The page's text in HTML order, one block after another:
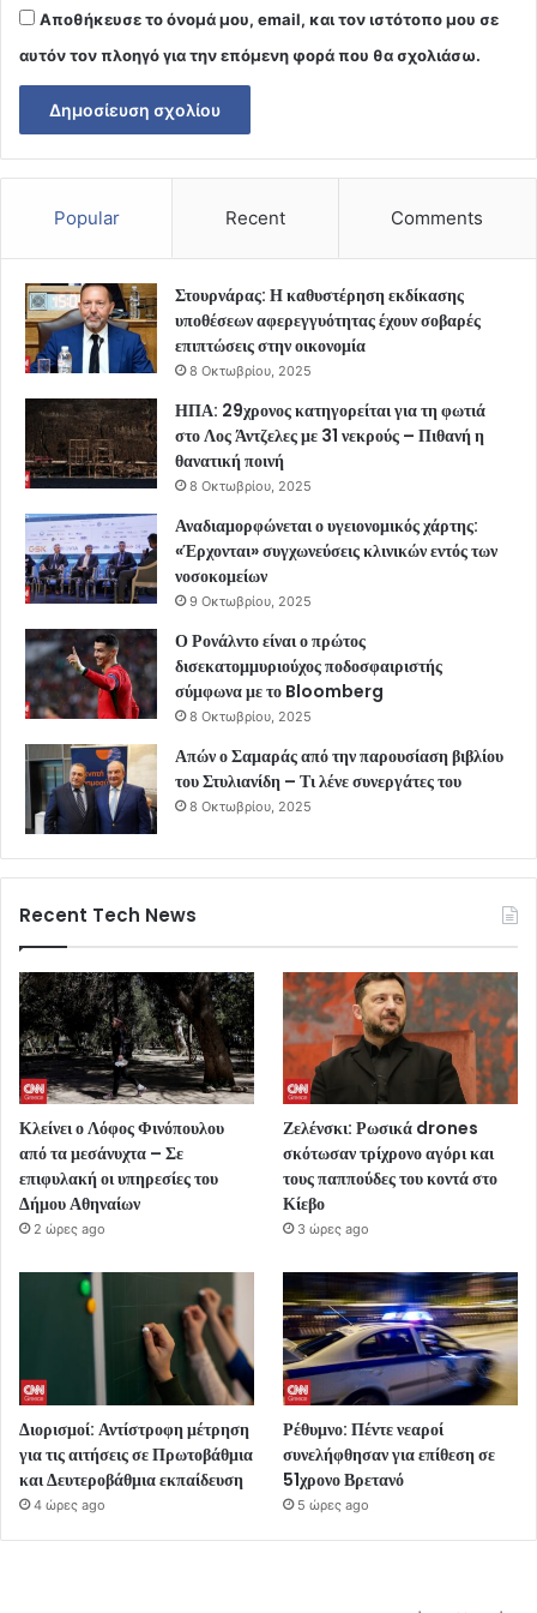
Αποθήκευσε το όνομά μου, email, και τον ιστότοπο μου σε
αυτόν τον πλοηγό για την επόμενη φορά που θα σχολιάσω.
Popular Recent Comments
Στουρνάρας: Η καθυστέρηση εκδίκασης
υποθέσεων αφερεγγυότητας έχουν σοβαρές
επιπτώσεις στην οικονομία
8 Οκτωβρίου, 2025
ΗΠΑ: 29χρονος κατηγορείται για τη φωτιά
στο Λος Άντζελες με 31 νεκρούς – Πιθανή η
θανατική ποινή
8 Οκτωβρίου, 2025
Αναδιαμορφώνεται ο υγειονομικός χάρτης:
«Έρχονται» συγχωνεύσεις κλινικών εντός των
νοσοκομείων
9 Οκτωβρίου, 2025
Ο Ρονάλντο είναι ο πρώτος
δισεκατομμυριούχος ποδοσφαιριστής
σύμφωνα με το Bloomberg
8 Οκτωβρίου, 2025
Απών ο Σαμαράς από την παρουσίαση βιβλίου
του Στυλιανίδη – Τι λένε συνεργάτες του
8 Οκτωβρίου, 2025
Recent Tech News
Κλείνει ο Λόφος Φινόπουλου
από τα μεσάνυχτα – Σε
επιφυλακή οι υπηρεσίες του
Δήμου Αθηναίων
2 ώρες ago
Ζελένσκι: Ρωσικά drones
σκότωσαν τρίχρονο αγόρι και
τους παππούδες του κοντά στο
Κίεβο
3 ώρες ago
Διορισμοί: Αντίστροφη μέτρηση
για τις αιτήσεις σε Πρωτοβάθμια
και Δευτεροβάθμια εκπαίδευση
4 ώρες ago
Ρέθυμνο: Πέντε νεαροί
συνελήφθησαν για επίθεση σε
51χρονο Βρετανό
5 ώρες ago